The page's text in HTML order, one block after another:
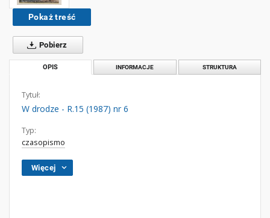
Pokaż treść
Pobierz
OPIS INFORMACJE STRUKTURA
Tytuł:
W drodze - R.15 (1987) nr 6
Typ:
czasopismo
Więcej